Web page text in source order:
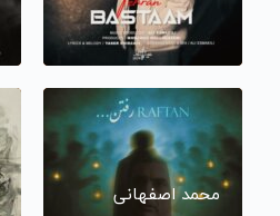
محمد اصفهانی